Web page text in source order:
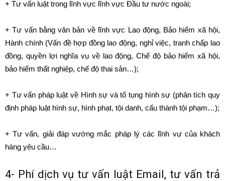
+ Tư vấn luật trong lĩnh vực lĩnh vực Đầu tư nước ngoài;
+ Tư vấn bằng văn bản về lĩnh vực Lao động, Bảo hiểm xã hội,
Hành chính (Vấn đề hợp đồng lao động, nghỉ việc, tranh chấp lao
đồng, quyền lợi nghĩa vụ về lao động, Chế độ bảo hiểm xã hội,
bảo hiểm thất nghiệp, chế độ thai sản…);
+ Tư vấn pháp luật về Hình sự và tố tụng hình sự (phân tích quy
định pháp luật hình sự, hình phạt, tội danh, cấu thành tội phạm…);
+ Tư vấn, giải đáp vướng mắc pháp lý các lĩnh vự của khách
hàng yêu cầu…
4- Phí dịch vụ tư vấn luật Email, tư vấn trả